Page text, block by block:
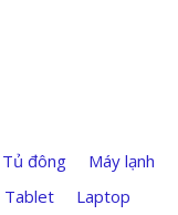
Tủ đông
Máy lạnh
Tablet Laptop